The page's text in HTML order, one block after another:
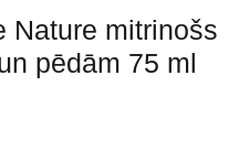
Nature mitrinošs
pēdām 75 ml